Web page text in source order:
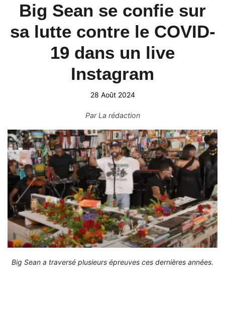
Big Sean se confie sur
sa lutte contre le COVID-
19 dans un live
Instagram
28 Août 2024
ParLa rédaction
Big Sean a traversé plusieurs épreuves ces dernières années.